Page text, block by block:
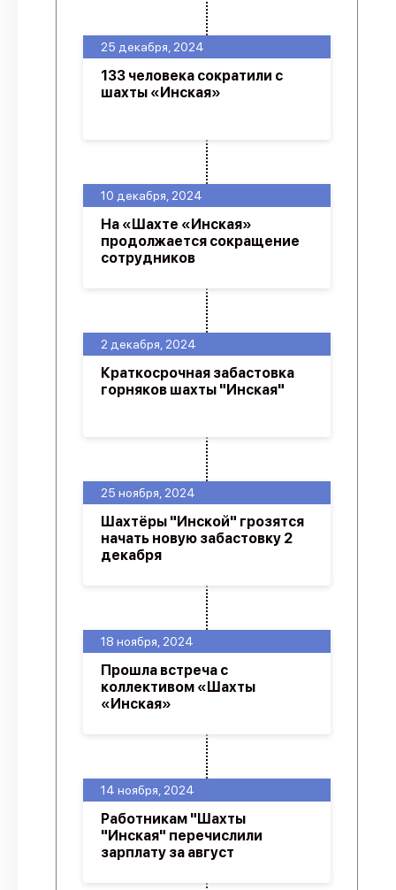
14 ноября, 2024
Работникам "Шахты
"Инская" перечислили
зарплату за август
18 ноября, 2024
Прошла встреча с
коллективом «Шахты
«Инская»
25 ноября, 2024
Шахтёры "Инской" грозятся
начать новую забастовку 2
декабря
2 декабря, 2024
Краткосрочная забастовка
горняков шахты "Инская"
10 декабря, 2024
На «Шахте «Инская»
продолжается сокращение
сотрудников
25 декабря, 2024
133 человека сократили с
шахты «Инская»